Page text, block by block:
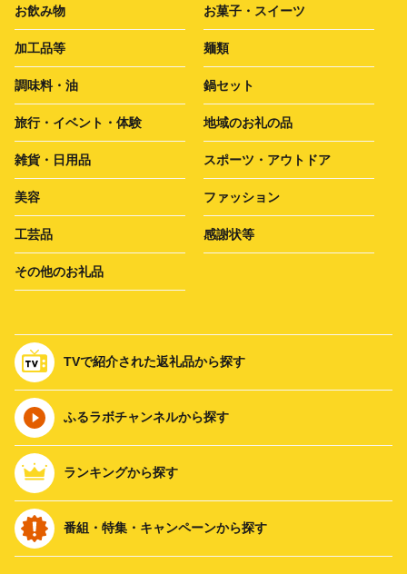
お飲み物 お菓子・スイーツ
加工品等 麺類
調味料・油 鍋セット
旅行・イベント・体験 地域のお礼の品
雑貨・日用品 スポーツ・アウトドア
美容 ファッション
工芸品 感謝状等
その他のお礼品
TVで紹介された返礼品から探す
ふるラボチャンネルから探す
ランキングから探す
番組・特集・キャンペーンから探す